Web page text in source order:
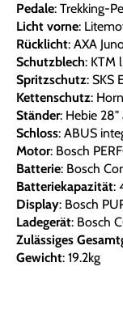
Pedale: Trekking-
Licht vorne:
Rücklicht: AXA
Schutzblech: KTM
Spritzschutz: SKS
Kettenschutz:
Ständer: Hebie
Schloss: ABUS
Motor: Bosch
Batterie: Bosch
Batteriekapazität:
Display: Bosch
Ladegerät: Bosch
Zulässiges
Gewicht: 19.2kg